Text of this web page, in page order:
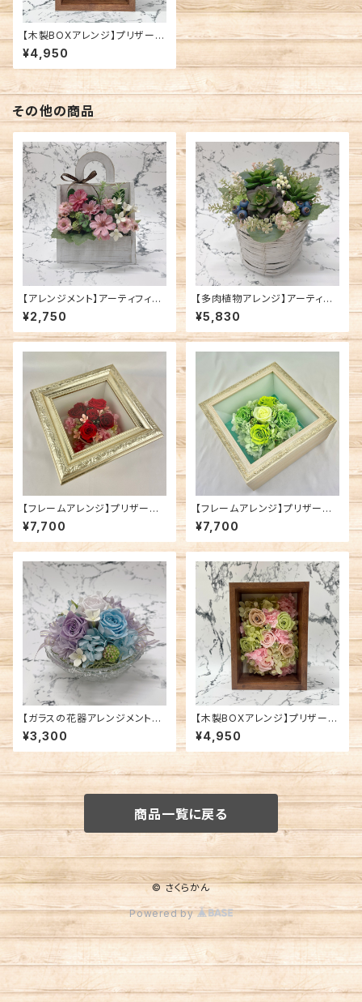
【木製BOXアレンジ】プリザーブ
ドフラワー/レッドパープル系
¥4,950
その他の商品
【アレンジメント】アーティフィシ
ャルフラワー/ピンク系①
¥2,750
【多肉植物アレンジ】アーティフ
ィシャルフラワー①
¥5,830
【フレームアレンジ】プリザーブ
ドフラワー/レッド系
¥7,700
【フレームアレンジ】プリザーブ
ドフラワー/グリーン系
¥7,700
【ガラスの花器アレンジメント】
プリザーブドフラワー/パープル
系
¥3,300
【木製BOXアレンジ】プリザーブ
ドフラワー/ピンクグリーン系
¥4,950
商品一覧に戻る
© さくらかん
Powered by